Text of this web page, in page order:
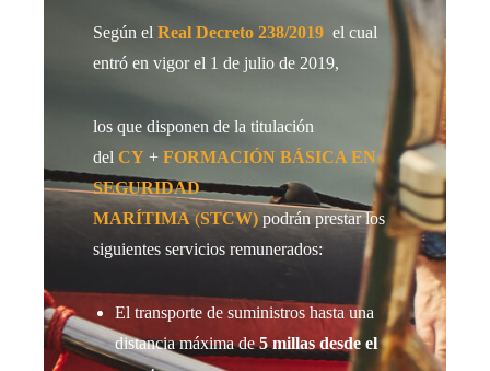
Según el Real Decreto 238/2019 el cual
entró en vigor el 1 de julio de 2019,
los que disponen de la titulación
del CY + FORMACIÓN BÁSICA EN
SEGURIDAD
MARÍTIMA(STCW)podrán prestar los
siguientes servicios remunerados:
El transporte de suministros hasta una
distancia máxima de5 millas desde el